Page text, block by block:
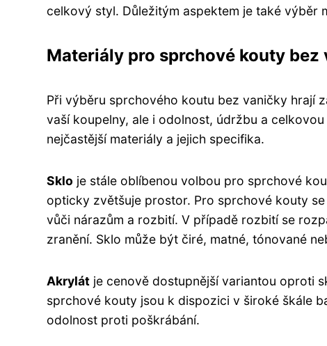
celkový styl. Důležitým aspektem je také výběr
Materiály pro sprchové kouty bez
Při výběru sprchového koutu bez vaničky hrají
vaší koupelny, ale i odolnost, údržbu a
nejčastější materiály a jejich specifika.
Sklo je stále oblíbenou volbou pro sprchové
opticky zvětšuje prostor. Pro sprchové kouty
vůči nárazům a rozbití. V případě rozbití se
zranění. Sklo může být čiré, matné, tónované
Akrylát je cenově dostupnější variantou oproti
sprchové kouty jsou k dispozici v široké škále
odolnost proti poškrábání.